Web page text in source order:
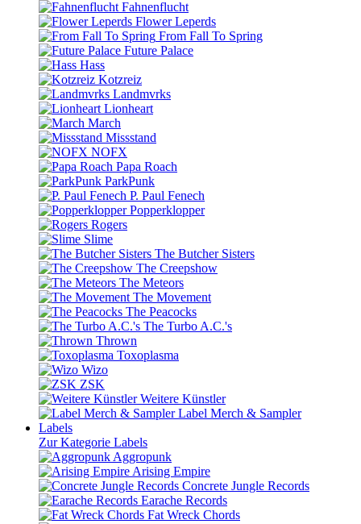
Fahnenflucht
Flower Leperds
From Fall To Spring
Future Palace
Hass
Kotzreiz
Landmvrks
Lionheart
March
Missstand
NOFX
Papa Roach
ParkPunk
P. Paul Fenech
Popperklopper
Rogers
Slime
The Butcher Sisters
The Creepshow
The Meteors
The Movement
The Peacocks
The Turbo A.C.'s
Thrown
Toxoplasma
Wizo
ZSK
Weitere Künstler
Label Merch & Sampler
Labels
Zur Kategorie Labels
Aggropunk
Arising Empire
Concrete Jungle Records
Earache Records
Fat Wreck Chords